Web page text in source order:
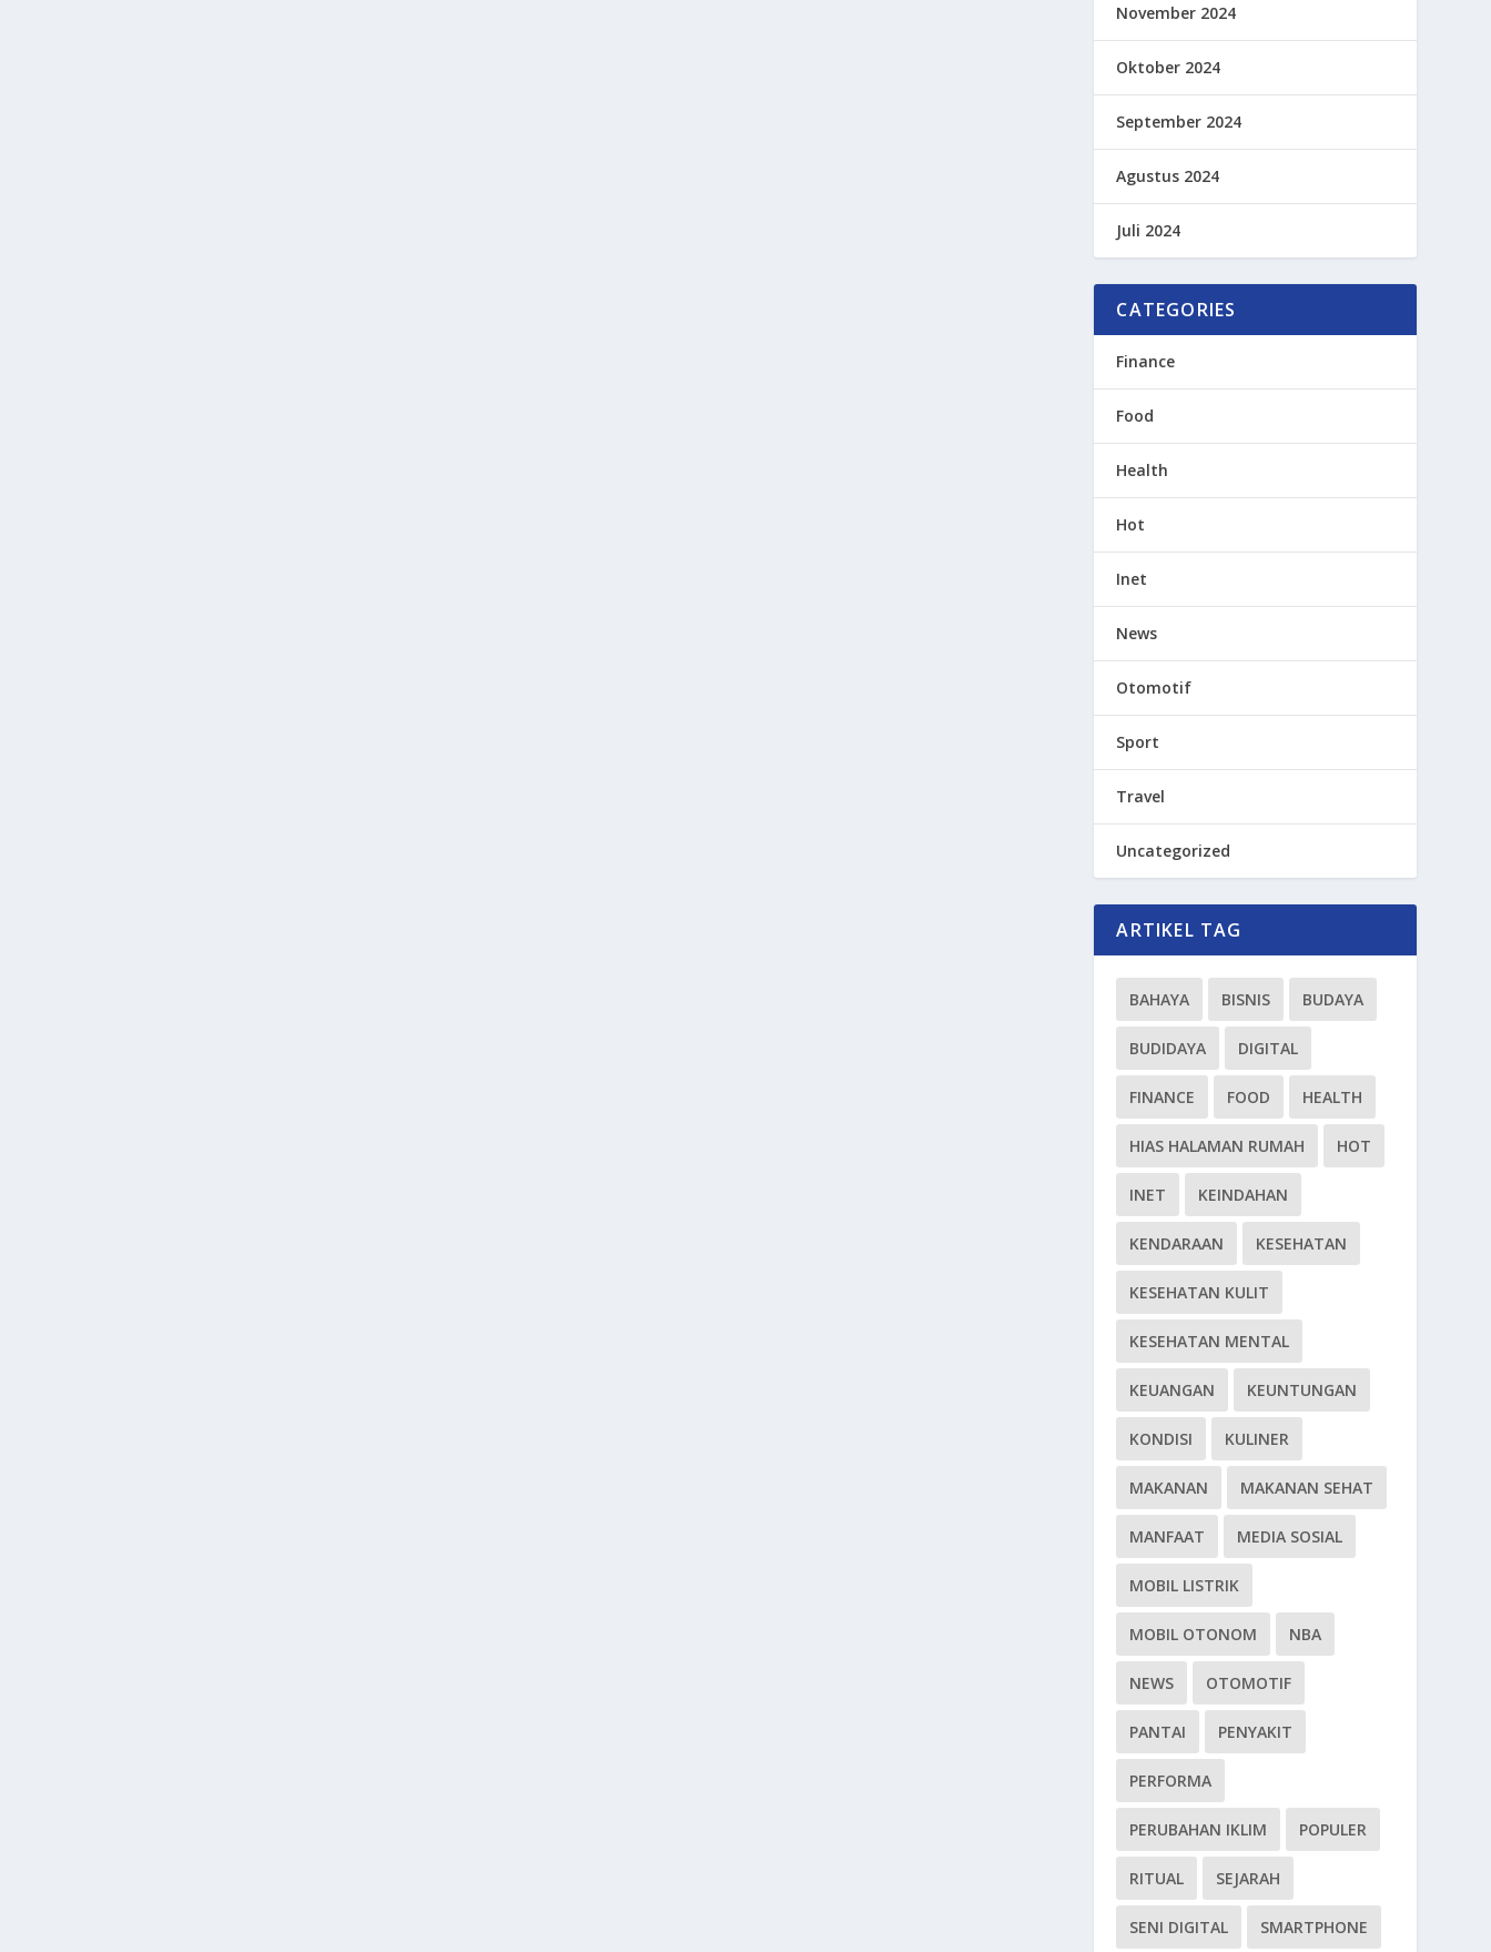
November 2024
Oktober 2024
September 2024
Agustus 2024
Juli 2024
CATEGORIES
Finance
Food
Health
Hot
Inet
News
Otomotif
Sport
Travel
Uncategorized
ARTIKEL TAG
BAHAYA BISNIS BUDAYA
BUDIDAYA DIGITAL
FINANCE FOOD HEALTH
HIAS HALAMAN RUMAH HOT
INET KEINDAHAN
KENDARAAN KESEHATAN
KESEHATAN KULIT
KESEHATAN MENTAL
KEUANGAN KEUNTUNGAN
KONDISI KULINER
MAKANAN MAKANAN SEHAT
MANFAAT MEDIA SOSIAL
MOBIL LISTRIK
MOBIL OTONOM NBA
NEWS OTOMOTIF
PANTAI PENYAKIT
PERFORMA
PERUBAHAN IKLIM POPULER
RITUAL SEJARAH
SENI DIGITAL SMARTPHONE